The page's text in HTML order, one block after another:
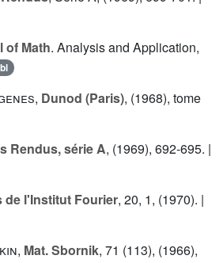
of Math. Analysis and Application,
, Dunod (Paris), (1968), tome
Rendus, série A, (1969), 692-695. |
de l'Institut Fourier, 20, 1, (1970). |
, Mat. Sbornik, 71 (113), (1966),